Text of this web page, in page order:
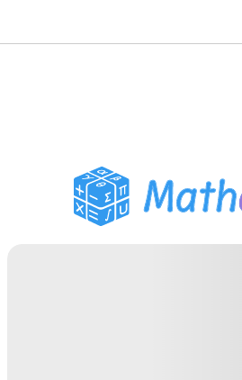
PDF Huiswerk Helper
Studietools